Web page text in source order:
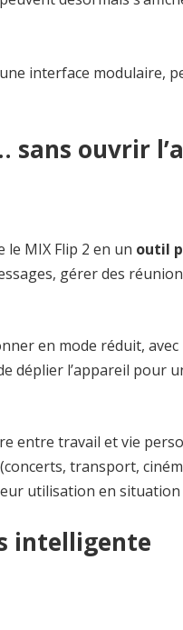
interface modulaire,
sans ouvrir
le MIX Flip 2 en un outil
gérer des
en mode réduit,
déplier l’appareil pour
entre travail et vie
transport,
utilisation en situation
intelligente